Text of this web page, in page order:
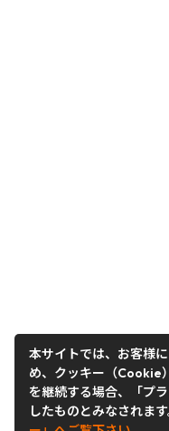
本サイトでは、お客様
め、クッキー（Cookie
を継続する場合、「プ
したものとみなされます